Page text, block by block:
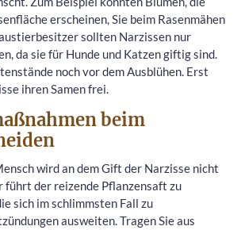
erscheinen, Sie beim Rasenmähen
sollten Narzissen nur
da sie für Hunde und Katzen giftig sind.
noch vor dem Ausblühen. Erst
ihren Samen frei.
beim
wird an dem Gift der Narzisse nicht
führt der reizende Pflanzensaft zu
sich im schlimmsten Fall zu
ausweiten. Tragen Sie aus